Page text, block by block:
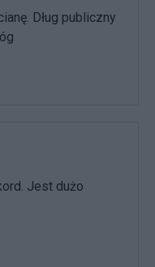
Dług publiczny
Jest dużo